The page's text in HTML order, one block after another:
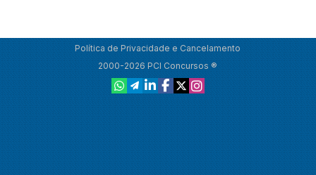
Política de Privacidade e Cancelamento
2000-2026 PCI Concursos ®